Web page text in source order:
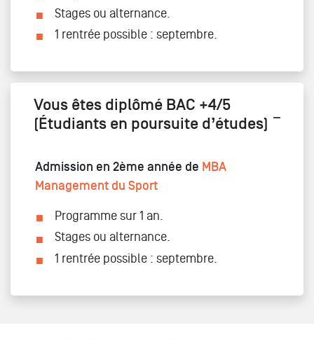
Stages ou alternance.
1 rentrée possible : septembre.
Vous êtes diplômé BAC +4/5
(Étudiants en poursuite d’études)
Admission en 2ème année de MBA
Management du Sport
Programme sur 1 an.
Stages ou alternance.
1 rentrée possible : septembre.